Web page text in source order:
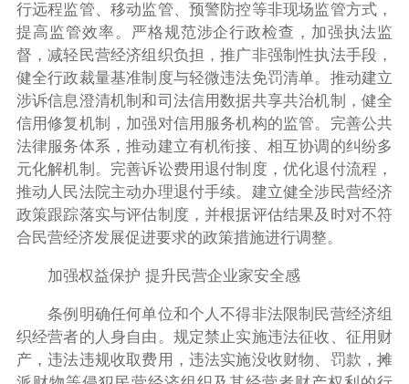
行远程监管、移动监管、预警防控等非现场监管方式，
提高监管效率。严格规范涉企行政检查，加强执法监
督，减轻民营经济组织负担，推广非强制性执法手段，
健全行政裁量基准制度与轻微违法免罚清单。推动建立
涉诉信息澄清机制和司法信用数据共享共治机制，健全
信用修复机制，加强对信用服务机构的监管。完善公共
法律服务体系，推动建立有机衔接、相互协调的纠纷多
元化解机制。完善诉讼费用退付制度，优化退付流程，
推动人民法院主动办理退付手续。建立健全涉民营经济
政策跟踪落实与评估制度，并根据评估结果及时对不符
合民营经济发展促进要求的政策措施进行调整。
加强权益保护 提升民营企业家安全感
条例明确任何单位和个人不得非法限制民营经济组
织经营者的人身自由。规定禁止实施违法征收、征用财
产，违法违规收取费用，违法实施没收财物、罚款，摊